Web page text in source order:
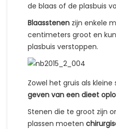
de blaas of de plasbuis
Blaasstenen zijn enkele
centimeters groot en
plasbuis verstoppen.
Zowel het gruis als
geven van een dieet
Stenen die te groot zijn
plassen moeten